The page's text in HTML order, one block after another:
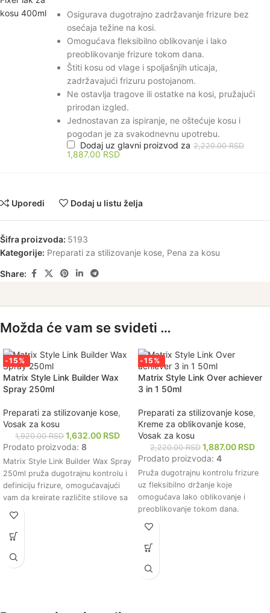
Osigurava dugotrajno zadržavanje frizure bez
osećaja težine na kosi.
Omogućava fleksibilno oblikovanje i lako
preoblikovanje frizure tokom dana.
Štiti kosu od vlage i spoljašnjih uticaja,
zadržavajući frizuru postojanom.
Ne ostavlja tragove ili ostatke na kosi, pružajući
prirodan izgled.
Jednostavan za ispiranje, ne oštećuje kosu i
pogodan je za svakodnevnu upotrebu.
Dodaj uz glavni proizvod za 2,220.00RSD
1,887.00 RSD
Uporedi Dodaj u listu želja
Šifra proizvoda: 5193
Kategorije: Preparati za stilizovanje kose, Pena za kosu
Share:
Možda će vam se svideti …
-15%
Matrix Style Link Builder Wax
Spray 250ml
Preparati za stilizovanje kose,
Vosak za kosu
1,920.00RSD 1,632.00 RSD
Prodato proizvoda: 8
Matrix Style Link Builder Wax Spray
250ml pruža dugotrajnu kontrolu i
definiciju frizure, omogućavajući
vam da kreirate različite stilove sa
lakoćom.
Ovaj vosak u spreju obogaćen je
formulom koja ne ostavlja tragove,
i prirodnog izgleda bez neželjenog
-15%
Matrix Style Link Over achiever
3 in 1 50ml
Preparati za stilizovanje kose,
Kreme za oblikovanje kose,
Vosak za kosu
2,220.00RSD 1,887.00 RSD
Prodato proizvoda: 4
Pruža dugotrajnu kontrolu frizure
uz fleksibilno držanje koje
omogućava lako oblikovanje i
preoblikovanje tokom dana.
Formula 3 u 1 kombinuje prednosti
kreme, voska i gela, pružajući
svestranost u stilizovanju bez
Ne ostavlja tragove i ne stvara